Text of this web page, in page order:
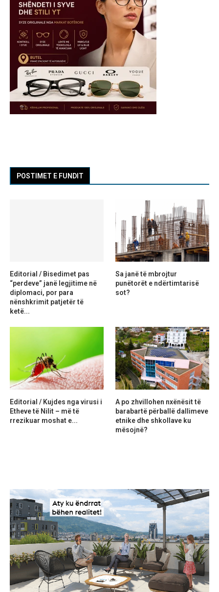
POSTIMET E FUNDIT
Editorial / Bisedimet pas
“perdeve” janë legjitime në
diplomaci, por para
nënshkrimit patjetër të
ketë...
Sa janë të mbrojtur
punëtorët e ndërtimtarisë
sot?
Editorial / Kujdes nga virusi i
Etheve të Nilit – më të
rrezikuar moshat e...
A po zhvillohen nxënësit të
barabartë përballë dallimeve
etnike dhe shkollave ku
mësojnë?